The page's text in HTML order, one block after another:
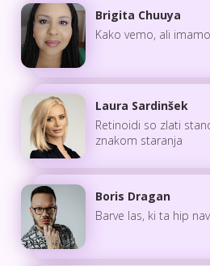
Brigita Chuuya
Kako vemo, ali
Laura Sardinšek
Retinoidi so zlati
znakom staranja
Boris Dragan
Barve las, ki ta hip